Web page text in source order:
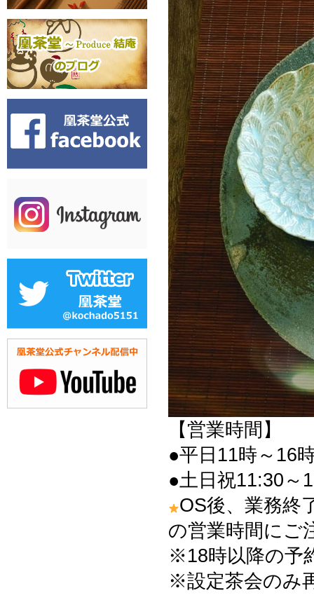
【営業時間】
●平日11時～16
●土日祝11:30～
OS後、業務終
の営業時間にご
※18時以降の予
※設定茶会のみ